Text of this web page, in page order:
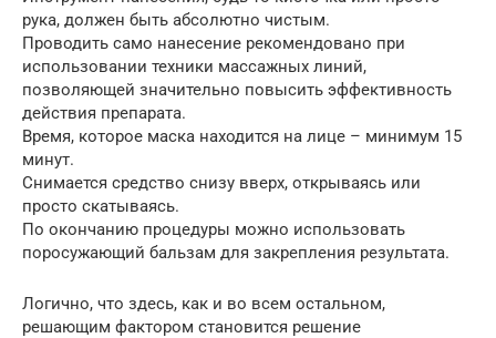
рука, должен быть абсолютно чистым.
Проводить само нанесение рекомендовано при
использовании техники массажных линий,
позволяющей значительно повысить эффективность
действия препарата.
Время, которое маска находится на лице – минимум 15
минут.
Снимается средство снизу вверх, открываясь или
просто скатываясь.
По окончанию процедуры можно использовать
поросужающий бальзам для закрепления результата.
Логично, что здесь, как и во всем остальном,
решающим фактором становится решение